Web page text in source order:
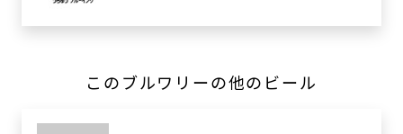
このブルワリーの他のビール